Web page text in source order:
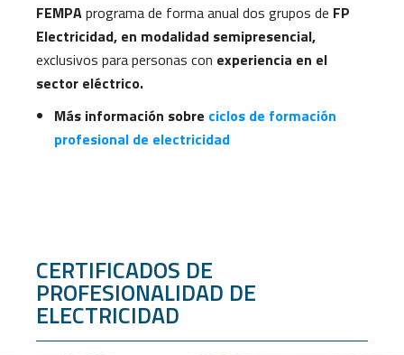
FEMPAprograma de forma anual dos grupos de FP
Electricidad, en modalidad semipresencial,
exclusivos para personas con experiencia en el
sector eléctrico.
Más información sobre ciclos de formación
profesional de electricidad
CERTIFICADOS DE
PROFESIONALIDAD DE
ELECTRICIDAD